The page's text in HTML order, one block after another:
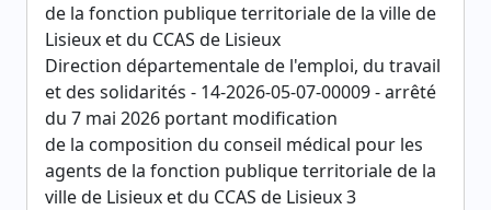
de la fonction publique territoriale de la ville de
Lisieux et du CCAS de Lisieux
Direction départementale de l'emploi, du travail
et des solidarités - 14-2026-05-07-00009 - arrêté
du 7 mai 2026 portant modification
de la composition du conseil médical pour les
agents de la fonction publique territoriale de la
ville de Lisieux et du CCAS de Lisieux 3